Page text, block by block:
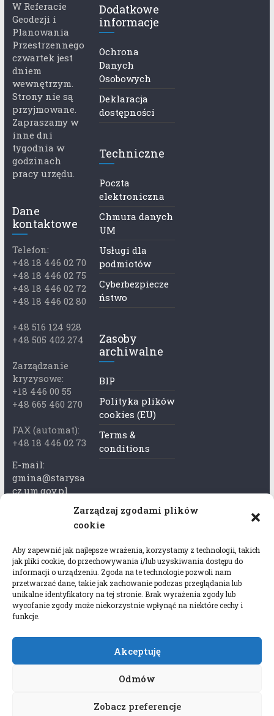
Zarządzaj zgodami plików
cookie
Aby zapewnić jak najlepsze wrażenia, korzystamy z technologii, takich
jak pliki cookie, do przechowywania i/lub uzyskiwania dostępu do
informacji o urządzeniu. Zgoda na te technologie pozwoli nam
przetwarzać dane, takie jak zachowanie podczas przeglądania lub
unikalne identyfikatory na tej stronie. Brak wyrażenia zgody lub
wycofanie zgody może niekorzystnie wpłynąć na niektóre cechy i
funkcje.
Akceptuję
Odmów
Zobacz preferencje
W Referacie
Geodezji i
Planowania
Przestrzennego
czwartek jest
dniem
wewnętrzym.
Strony nie są
przyjmowane.
Zapraszamy w
inne dni
tygodnia w
godzinach
pracy urzędu.
Dane
kontaktowe
Telefon:
+48 18 446 02 70
+48 18 446 02 75
+48 18 446 02 72
+48 18 446 02 80
+48 516 124 928
+48 505 402 274
Zarządzanie
kryzysowe:
+18 446 00 55
+48 665 460 270
FAX (automat):
+48 18 446 02 73
E-mail:
gmina@starysa
cz.um.gov.pl
Adres skrzynki
rytka
Adres do e-
Doręczeń:
AEL-97528-
78647-USWGJ-
Dodatkowe
informacje
Ochrona
Danych
Osobowych
Deklaracja
dostępności
Techniczne
Poczta
elektroniczna
Chmura danych
UM
Usługi dla
podmiotów
Cyberbezpiecze
ństwo
Zasoby
archiwalne
BIP
Polityka plików
cookies (EU)
Terms &
conditions
Copyright © 2026Gmina Stary Sącz